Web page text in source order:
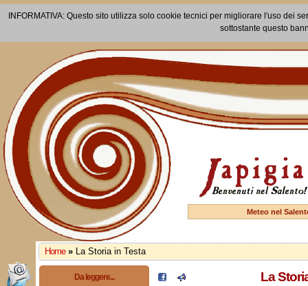
INFORMATIVA: Questo sito utilizza solo cookie tecnici per migliorare l'uso dei
sottostante questo
Meteo nel
Home » La Storia in Testa
Da leggere... La